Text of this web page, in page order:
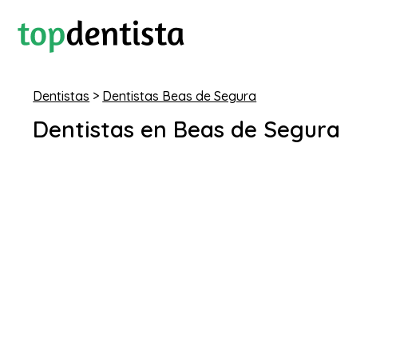
Dentistas > Dentistas Beas de Segura
Dentistas en Beas de Segura